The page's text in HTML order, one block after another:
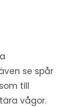
se spår
till
vågor.